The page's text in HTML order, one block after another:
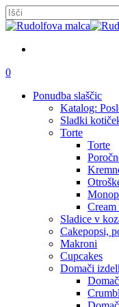
Skip
to
content
Zapri
išči
account
0
Ponudba slaščic
Katalog:
Sladki
Torte
Torte
Cream
Sladice v
Cakepopsi,
Makroni
Cupcakes
Domači